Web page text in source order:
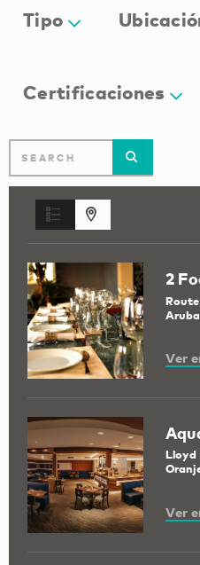
Tipo
Certificaciones
2
Aruba
Ver
Lloyd
Ver